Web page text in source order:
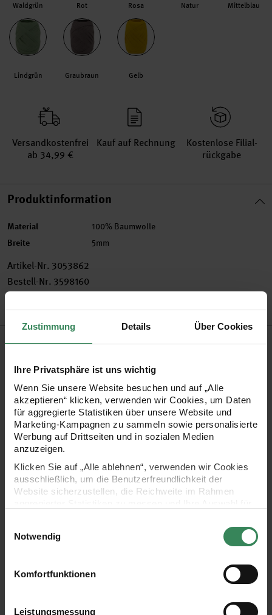
Zustimmung Details Über Cookies
Ihre Privatsphäre ist uns wichtig
Wenn Sie unsere Website besuchen und auf „Alle
akzeptieren“ klicken, verwenden wir Cookies, um Daten
für aggregierte Statistiken über unsere Website und
Marketing-Kampagnen zu sammeln sowie personalisierte
Werbung auf Drittseiten und in sozialen Medien
anzuzeigen.
Klicken Sie auf „Alle ablehnen“, verwenden wir Cookies
ausschließlich, um die Benutzerfreundlichkeit der
Website sicherzustellen, die Reichweite im Rahmen
Ihre Einwilligung ist freiwillig und kann jederzeit über den
Link „Cookie-Einstellungen“ im Fußbereich der Seite
verwendeten Technologien und den Empfängern der
Daten finden Sie in unserer Datenschutzerklärung.
Notwendig
Komfortfunktionen
Leistungsmessung
Waldgrün Rot Rosa Natur Mittelblau
Lindgrün Graubraun Gelb
Versand­kosten­frei
ab 34,99 €
Kauf auf Rechnung
Kosten­lose Filial­
rückgabe
Produktinformation
Material 100% Baumwolle
Breite 5mm
Artikel-Nr. 3053862
Bestell-Nr. 3598160
Produktbeschreibung
Legen Sie wert auf schöne Ringelbänder für besondere
Geschenke? Dann ist dieses Baumwoll-Ringelband genau das
richtige für Sie, denn es ist sehr hochwertig und besteht
sogar aus natürlichen Materialien.
- unterschiedliche Farben
- Material: 100% Baumwolle
- Breite: 5mm